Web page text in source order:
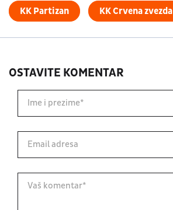
KK Partizan KK Crvena zvezda
OSTAVITE KOMENTAR